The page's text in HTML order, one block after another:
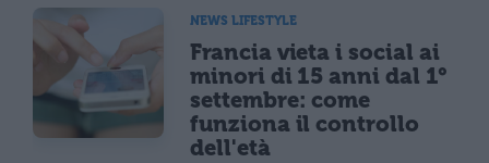
NEWS LIFESTYLE
Francia vieta i social ai
minori di 15 anni dal 1°
settembre: come
funziona il controllo
dell'età